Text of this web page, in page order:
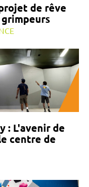
de rêve
: L'avenir de
centre de